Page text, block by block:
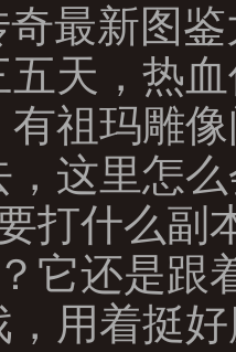
最新图鉴
五天，热
有祖玛雕
，这里怎
打什么
它还是跟
用着挺